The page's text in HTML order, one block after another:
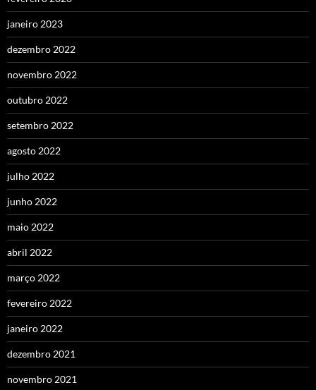
janeiro 2023
dezembro 2022
novembro 2022
outubro 2022
setembro 2022
agosto 2022
julho 2022
junho 2022
maio 2022
abril 2022
março 2022
fevereiro 2022
janeiro 2022
dezembro 2021
novembro 2021